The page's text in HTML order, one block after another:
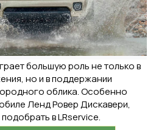
большую роль не только в
но и в поддержании
облика. Особенно
Ленд Ровер Дискавери,
в LRservice.